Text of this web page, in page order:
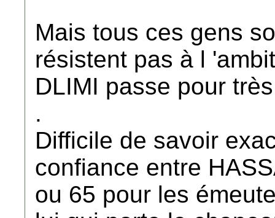
Mais tous ces gens
résistent pas à l
DLIMI passe pour
.
Difficile de savoir
confiance entre
ou 65 pour les